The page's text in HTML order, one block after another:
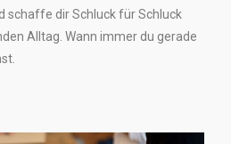
schaffe dir Schluck für Schluck
Alltag. Wann immer du gerade